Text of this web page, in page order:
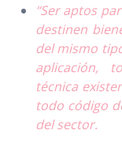
“Ser aptos
destinen
del mismo
aplicación,
técnica
todo código
del sector.